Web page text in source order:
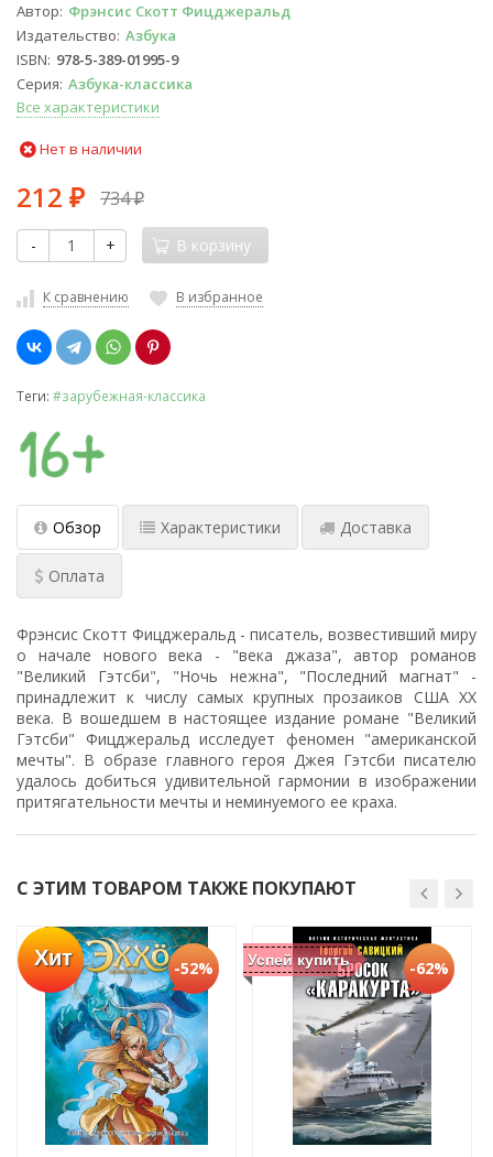
Автор Фрэнсис Скотт Фицджеральд
Издательство Азбука
ISBN 978-5-389-01995-9
Серия Азбука-классика
Все характеристики
Нет в наличии
212 ₽ 734₽
- + В корзину
К сравнению В избранное
Теги: #зарубежная-классика
Обзор Характеристики Доставка
Оплата
Фрэнсис Скотт Фицджеральд - писатель, возвестивший миру
о начале нового века - "века джаза", автор романов
"Великий Гэтсби", "Ночь нежна", "Последний магнат" -
принадлежит к числу самых крупных прозаиков США ХХ
века. В вошедшем в настоящее издание романе "Великий
Гэтсби" Фицджеральд исследует феномен "американской
мечты". В образе главного героя Джея Гэтсби писателю
удалось добиться удивительной гармонии в изображении
притягательности мечты и неминуемого ее краха.
С ЭТИМ ТОВАРОМ ТАКЖЕ ПОКУПАЮТ
Хит -52% Успей купить -62%